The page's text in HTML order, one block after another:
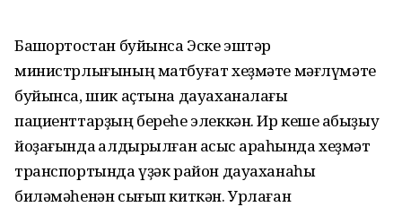
Башҡортостан буйынса Эске эштәр
министрлығының матбуғат хеҙмәте мәғлүмәте
буйынса, шик аҫтына дауаханалағы
пациенттарҙың береһе элеккән. Ир кеше ҡабыҙыу
йоҙағында ҡалдырылған асҡыс арҡаһында хеҙмәт
транспортында үҙәк район дауаханаһы
биләмәһенән сығып киткән. Урлаған